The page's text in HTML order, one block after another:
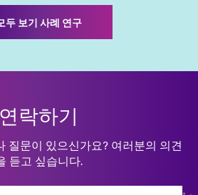
두 보기 사례 연구
연락하기
질문이 있으신가요? 여러분의 의견
듣고 싶습니다.